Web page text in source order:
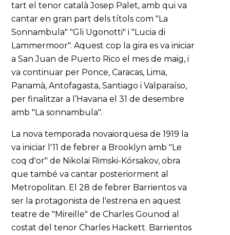
tart el tenor català Josep Palet, amb qui va
cantar en gran part dels títols com "La
Sonnambula" "Gli Ugonotti" i "Lucia di
Lammermoor". Aquest cop la gira es va iniciar
a San Juan de Puerto Rico el mes de maig, i
va continuar per Ponce, Caracas, Lima,
Panamà, Antofagasta, Santiago i Valparaíso,
per finalitzar a l’Havana el 31 de desembre
amb "La sonnambula".
La nova temporada novaiorquesa de 1919 la
va iniciar l'11 de febrer a Brooklyn amb "Le
coq d'or" de Nikolai Rimski-Kórsakov, obra
que també va cantar posteriorment al
Metropolitan. El 28 de febrer Barrientos va
ser la protagonista de l'estrena en aquest
teatre de "Mireille" de Charles Gounod al
costat del tenor Charles Hackett. Barrientos